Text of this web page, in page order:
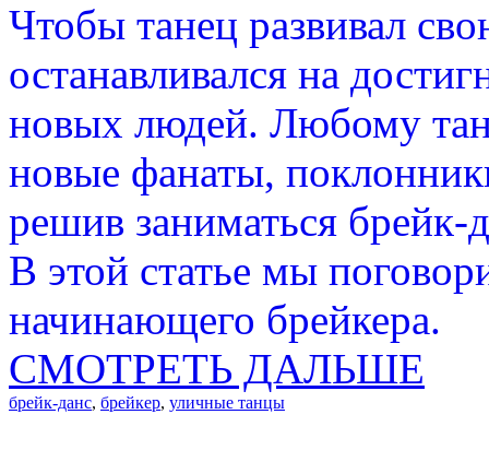
Чтобы танец развивал
останавливался на
новых людей. Любому
новые фанаты,
решив заниматься брейк-
В этой статье мы
начинающего брейкера.
СМОТРЕТЬ ДАЛЬШЕ
брейк-данс, брейкер, уличные танцы